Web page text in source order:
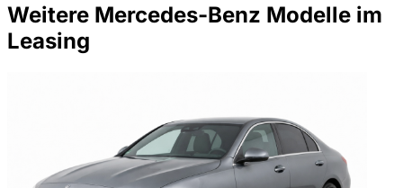
Weitere Mercedes-Benz Modelle im
Leasing